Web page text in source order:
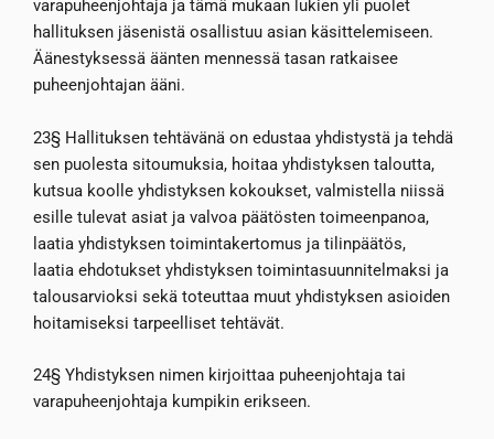
varapuheenjohtaja ja tämä mukaan lukien yli puolet
hallituksen jäsenistä osallistuu asian käsittelemiseen.
Äänestyksessä äänten mennessä tasan ratkaisee
puheenjohtajan ääni.
23§ Hallituksen tehtävänä on edustaa yhdistystä ja tehdä
sen puolesta sitoumuksia, hoitaa yhdistyksen taloutta,
kutsua koolle yhdistyksen kokoukset, valmistella niissä
esille tulevat asiat ja valvoa päätösten toimeenpanoa,
laatia yhdistyksen toimintakertomus ja tilinpäätös,
laatia ehdotukset yhdistyksen toimintasuunnitelmaksi ja
talousarvioksi sekä toteuttaa muut yhdistyksen asioiden
hoitamiseksi tarpeelliset tehtävät.
24§ Yhdistyksen nimen kirjoittaa puheenjohtaja tai
varapuheenjohtaja kumpikin erikseen.